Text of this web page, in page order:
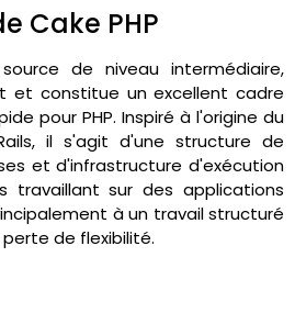
Cake PHP
de niveau intermédiaire,
et constitue un excellent cadre
pour PHP. Inspiré à l'origine du
il s'agit d'une structure de
et d'infrastructure d'exécution
travaillant sur des applications
à un travail structuré
de flexibilité.